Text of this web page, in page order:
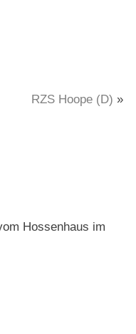
RZS Hoope (D) »
Hossenhaus im